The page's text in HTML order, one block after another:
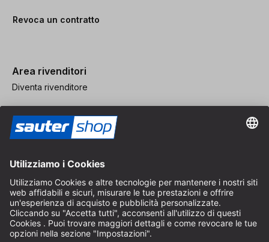
Revoca un contratto
Area rivenditori
Diventa rivenditore
CGV
Protezione dei Dati
Impostazioni dei Cookie